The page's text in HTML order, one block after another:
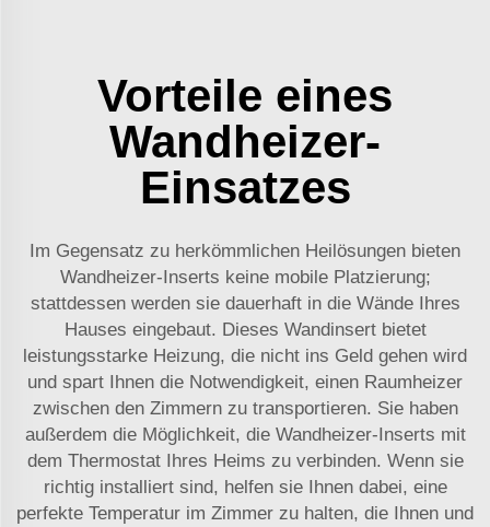
Vorteile eines
Wandheizer-
Einsatzes
Im Gegensatz zu herkömmlichen Heilösungen bieten
Wandheizer-Inserts keine mobile Platzierung;
stattdessen werden sie dauerhaft in die Wände Ihres
Hauses eingebaut. Dieses Wandinsert bietet
leistungsstarke Heizung, die nicht ins Geld gehen wird
und spart Ihnen die Notwendigkeit, einen Raumheizer
zwischen den Zimmern zu transportieren. Sie haben
außerdem die Möglichkeit, die Wandheizer-Inserts mit
dem Thermostat Ihres Heims zu verbinden. Wenn sie
richtig installiert sind, helfen sie Ihnen dabei, eine
perfekte Temperatur im Zimmer zu halten, die Ihnen und